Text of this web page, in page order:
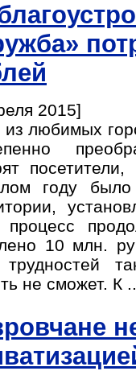
2015]
любимых
году было
процесс
10 млн.
трудностей
не сможет. К